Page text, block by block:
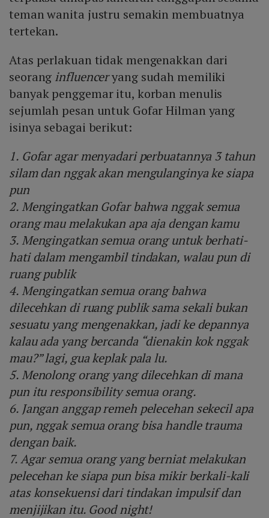
teman wanita justru semakin membuatnya
tertekan.
Atas perlakuan tidak mengenakkan dari
seorang influenceryang sudah memiliki
banyak penggemar itu, korban menulis
sejumlah pesan untuk Gofar Hilman yang
isinya sebagai berikut:
1. Gofar agar menyadari perbuatannya 3 tahun
silam dan nggak akan mengulanginya ke siapa
pun
2. Mengingatkan Gofar bahwa nggak semua
orang mau melakukan apa aja dengan kamu
3. Mengingatkan semua orang untuk berhati-
hati dalam mengambil tindakan, walau pun di
ruang publik
4. Mengingatkan semua orang bahwa
dilecehkan di ruang publik sama sekali bukan
sesuatu yang mengenakkan, jadi ke depannya
kalau ada yang bercanda “dienakin kok nggak
mau?” lagi, gua keplak pala lu.
5. Menolong orang yang dilecehkan di mana
pun itu responsibility semua orang.
6. Jangan anggap remeh pelecehan sekecil apa
pun, nggak semua orang bisa handle trauma
dengan baik.
7. Agar semua orang yang berniat melakukan
pelecehan ke siapa pun bisa mikir berkali-kali
atas konsekuensi dari tindakan impulsif dan
menjijikan itu. Good night!